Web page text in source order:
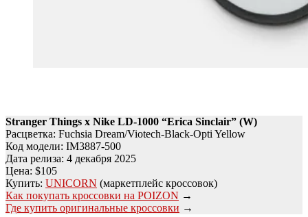
Stranger Things x Nike LD-1000 “Erica Sinclair” (W)
Расцветка: Fuchsia Dream/Viotech-Black-Opti Yellow
Код модели: IM3887-500
Дата релиза: 4 декабря 2025
Цена: $105
Купить: UNICORN (маркетплейс кроссовок)
Как покупать кроссовки на POIZON →
Где купить оригинальные кроссовки →